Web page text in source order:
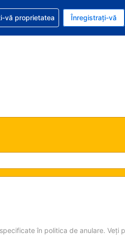
este Leu nou românesc
este Română
cu privire la rezervarea dvs.
vă proprietatea Înregistrați-vă
în politica de anulare. Veți